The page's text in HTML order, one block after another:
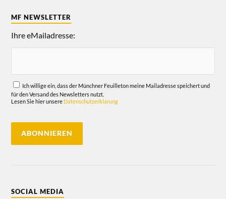
MF NEWSLETTER
Ihre eMailadresse:
Ich willige ein, dass der Münchner Feuilleton meine Mailadresse speichert und
für den Versand des Newsletters nutzt.
Lesen Sie hier unsere Datenschutzerklärung
SOCIAL MEDIA